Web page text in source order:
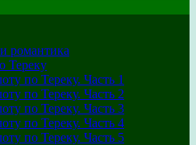
романтика
Тереку
по Тереку. Часть 1
по Тереку. Часть 2
по Тереку. Часть 3
по Тереку. Часть 4
по Тереку. Часть 5